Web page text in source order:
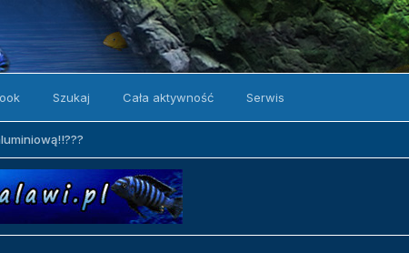
Szukaj Cała aktywność Serwis